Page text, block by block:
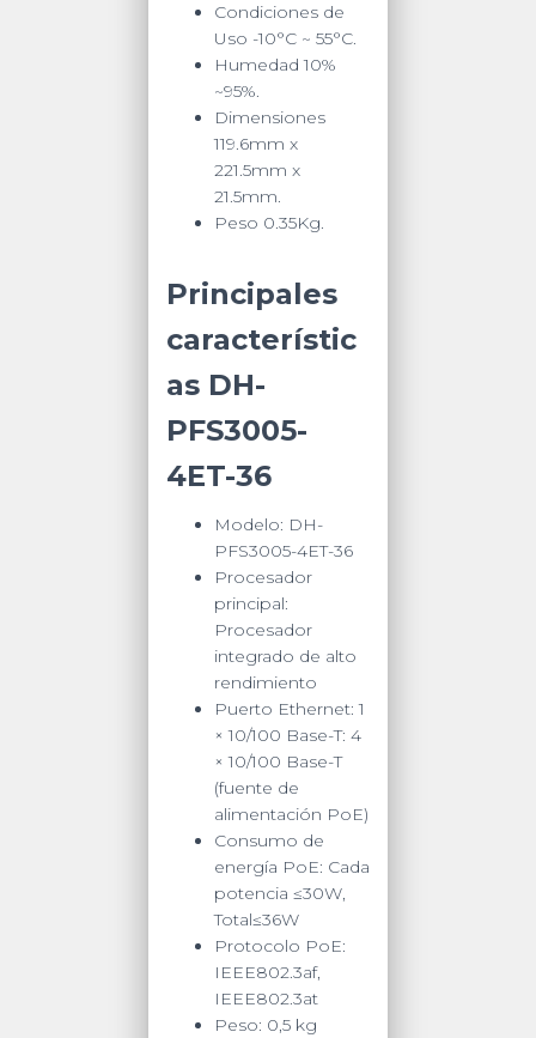
Condiciones de
Uso -10°C ~ 55°C.
Humedad 10%
~95%.
Dimensiones
119.6mm x
221.5mm x
21.5mm.
Peso 0.35Kg.
Principales
característic
as DH-
PFS3005-
4ET-36
Modelo: DH-
PFS3005-4ET-36
Procesador
principal:
Procesador
integrado de alto
rendimiento
Puerto Ethernet: 1
× 10/100 Base-T: 4
× 10/100 Base-T
(fuente de
alimentación PoE)
Consumo de
energía PoE: Cada
potencia ≤30W,
Total≤36W
Protocolo PoE:
IEEE802.3af,
IEEE802.3at
Peso: 0,5 kg